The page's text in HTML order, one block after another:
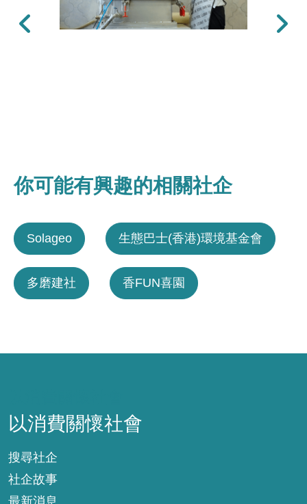
下一張
你可能有興趣的相關社企
Solageo 生態巴士(香港)環境基金會
多磨建社 香FUN喜園
以消費關懷社會
搜尋社企
社企故事